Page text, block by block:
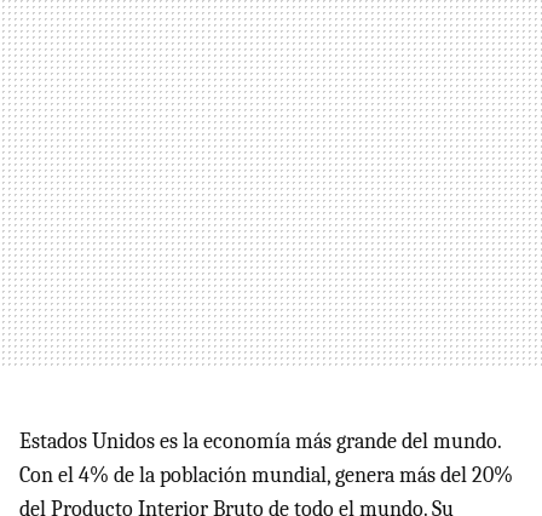
Estados Unidos es la economía más grande del mundo.
Con el 4% de la población mundial, genera más del 20%
del Producto Interior Bruto de todo el mundo. Su